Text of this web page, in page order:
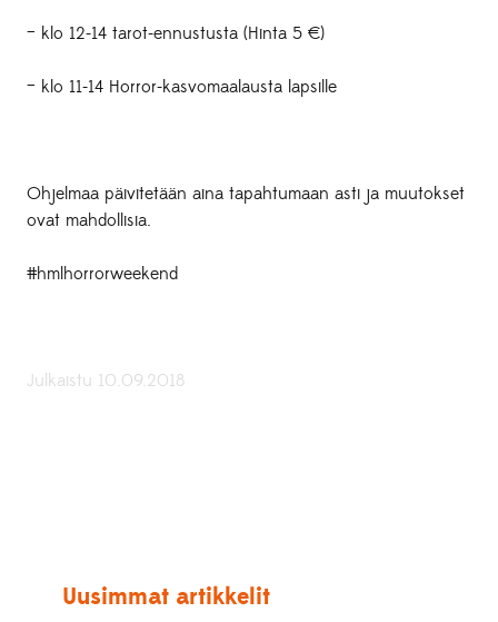
– klo 12-14 tarot-ennustusta (Hinta 5 €)
– klo 11-14 Horror-kasvomaalausta lapsille
Ohjelmaa päivitetään aina tapahtumaan asti ja muutokset
ovat mahdollisia.
#hmlhorrorweekend
Julkaistu 10.09.2018
Uusimmat artikkelit